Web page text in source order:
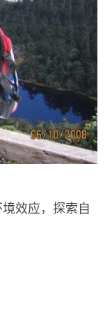
效应，探索自